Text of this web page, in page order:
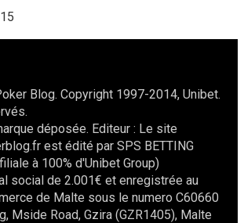
Blog. Copyright 1997-2014, Unibet.
déposée. Editeur : Le site
est édité par SPS BETTING
à 100% d'Unibet Group)
social de 2.001€ et enregistrée au
de Malte sous le numero C60660
Mside Road, Gzira (GZR1405), Malte